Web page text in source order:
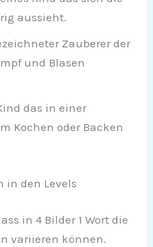
aussieht.
Zauberer der
und Blasen
das in einer
Kochen oder Backen
in den Levels
in 4 Bilder 1 Wort die
variieren können.